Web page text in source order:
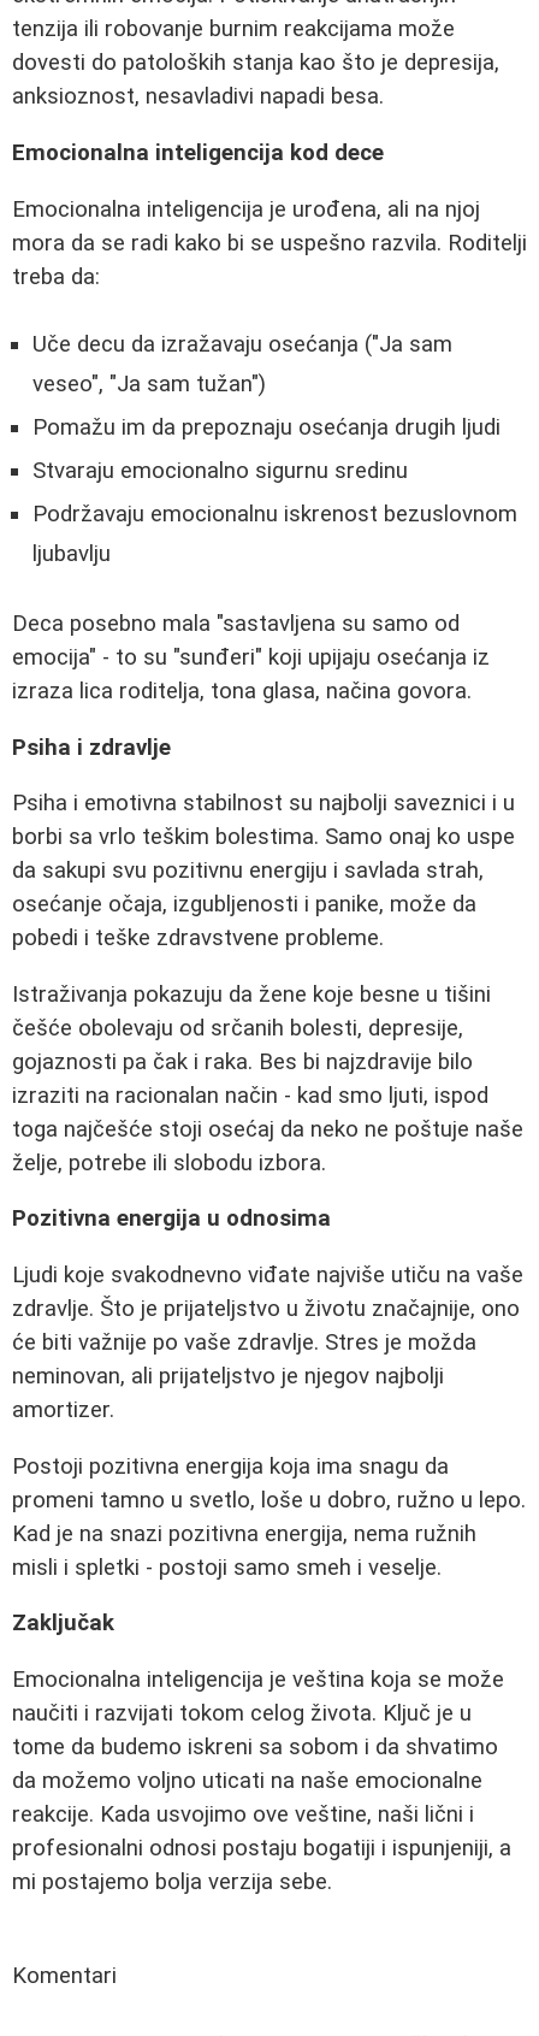
tenzija ili robovanje burnim reakcijama može
dovesti do patoloških stanja kao što je depresija,
anksioznost, nesavladivi napadi besa.
Emocionalna inteligencija kod dece
Emocionalna inteligencija je urođena, ali na njoj
mora da se radi kako bi se uspešno razvila. Roditelji
treba da:
Uče decu da izražavaju osećanja ("Ja sam
veseo", "Ja sam tužan")
Pomažu im da prepoznaju osećanja drugih ljudi
Stvaraju emocionalno sigurnu sredinu
Podržavaju emocionalnu iskrenost bezuslovnom
ljubavlju
Deca posebno mala "sastavljena su samo od
emocija" - to su "sunđeri" koji upijaju osećanja iz
izraza lica roditelja, tona glasa, načina govora.
Psiha i zdravlje
Psiha i emotivna stabilnost su najbolji saveznici i u
borbi sa vrlo teškim bolestima. Samo onaj ko uspe
da sakupi svu pozitivnu energiju i savlada strah,
osećanje očaja, izgubljenosti i panike, može da
pobedi i teške zdravstvene probleme.
Istraživanja pokazuju da žene koje besne u tišini
češće obolevaju od srčanih bolesti, depresije,
gojaznosti pa čak i raka. Bes bi najzdravije bilo
izraziti na racionalan način - kad smo ljuti, ispod
toga najčešće stoji osećaj da neko ne poštuje naše
želje, potrebe ili slobodu izbora.
Pozitivna energija u odnosima
Ljudi koje svakodnevno viđate najviše utiču na vaše
zdravlje. Što je prijateljstvo u životu značajnije, ono
će biti važnije po vaše zdravlje. Stres je možda
neminovan, ali prijateljstvo je njegov najbolji
amortizer.
Postoji pozitivna energija koja ima snagu da
promeni tamno u svetlo, loše u dobro, ružno u lepo.
Kad je na snazi pozitivna energija, nema ružnih
misli i spletki - postoji samo smeh i veselje.
Zaključak
Emocionalna inteligencija je veština koja se može
naučiti i razvijati tokom celog života. Ključ je u
tome da budemo iskreni sa sobom i da shvatimo
da možemo voljno uticati na naše emocionalne
reakcije. Kada usvojimo ove veštine, naši lični i
profesionalni odnosi postaju bogatiji i ispunjeniji, a
mi postajemo bolja verzija sebe.
Komentari